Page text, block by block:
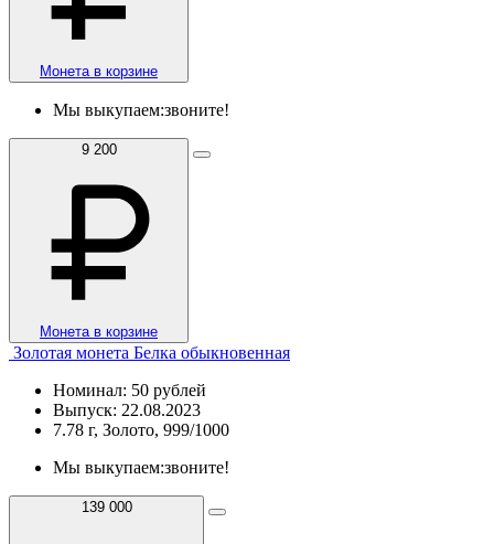
Монета в корзине
Мы выкупаем:звоните!
9 200
Монета в корзине
Золотая монета Белка обыкновенная
Номинал: 50 рублей
Выпуск: 22.08.2023
7.78 г, Золото, 999/1000
Мы выкупаем:звоните!
139 000